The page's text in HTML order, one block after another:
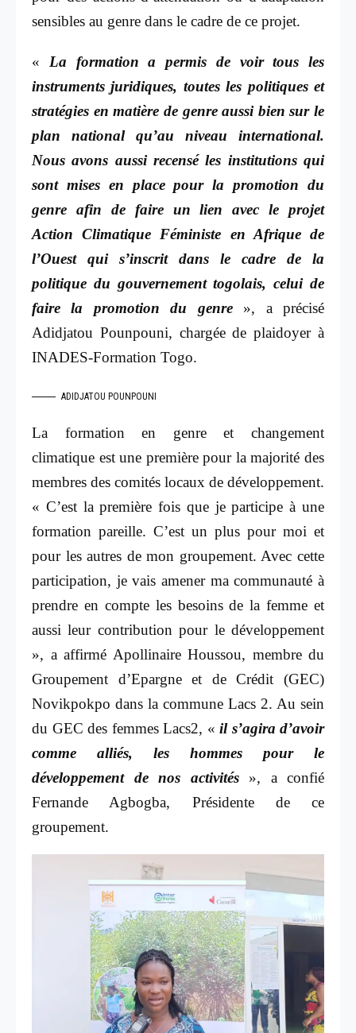
sensibles au genre dans le cadre de ce projet.
« La formation a permis de voir tous les
instruments juridiques, toutes les politiques et
stratégies en matière de genre aussi bien sur le
plan national qu’au niveau international.
Nous avons aussi recensé les institutions qui
sont mises en place pour la promotion du
genre afin de faire un lien avec le projet
Action Climatique Féministe en Afrique de
l’Ouest qui s’inscrit dans le cadre de la
politique du gouvernement togolais, celui de
faire la promotion du genre», a précisé
Adidjatou Pounpouni, chargée de plaidoyer à
INADES-Formation Togo.
ADIDJATOU POUNPOUNI
La formation en genre et changement
climatique est une première pour la majorité des
membres des comités locaux de développement.
« C’est la première fois que je participe à une
formation pareille. C’est un plus pour moi et
pour les autres de mon groupement. Avec cette
participation, je vais amener ma communauté à
prendre en compte les besoins de la femme et
aussi leur contribution pour le développement
», a affirmé Apollinaire Houssou, membre du
Groupement d’Epargne et de Crédit (GEC)
Novikpokpo dans la commune Lacs 2. Au sein
du GEC des femmes Lacs2, « il s’agira d’avoir
comme alliés, les hommes pour le
développement de nos activités», a confié
Fernande Agbogba, Présidente de ce
groupement.